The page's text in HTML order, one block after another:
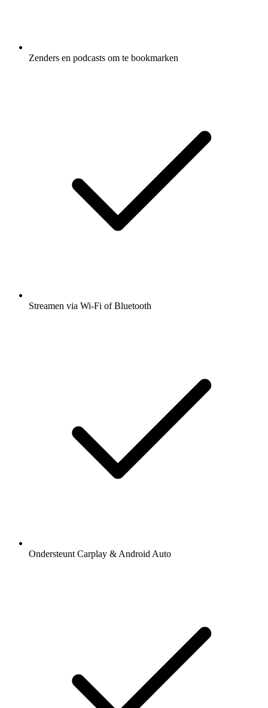
Zenders en podcasts om te bookmarken
Streamen via Wi-Fi of Bluetooth
Ondersteunt Carplay & Android Auto